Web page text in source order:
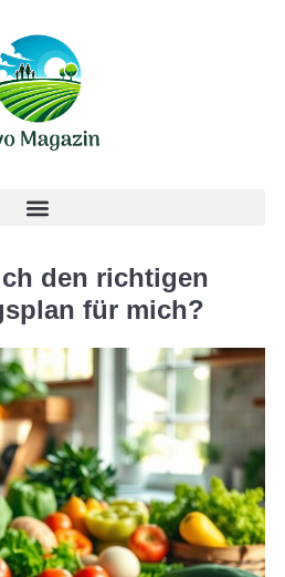
den richtigen
für mich?